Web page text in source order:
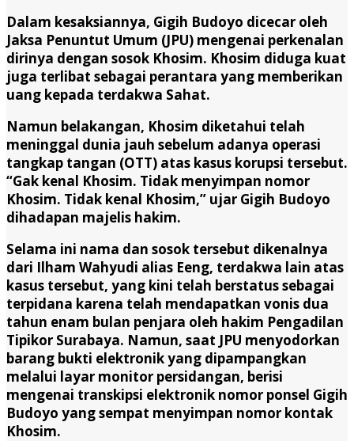
Dalam kesaksiannya, Gigih Budoyo dicecar oleh
Jaksa Penuntut Umum (JPU) mengenai perkenalan
dirinya dengan sosok Khosim. Khosim diduga kuat
juga terlibat sebagai perantara yang memberikan
uang kepada terdakwa Sahat.
Namun belakangan, Khosim diketahui telah
meninggal dunia jauh sebelum adanya operasi
tangkap tangan (OTT) atas kasus korupsi tersebut.
“Gak kenal Khosim. Tidak menyimpan nomor
Khosim. Tidak kenal Khosim,” ujar Gigih Budoyo
dihadapan majelis hakim.
Selama ini nama dan sosok tersebut dikenalnya
dari Ilham Wahyudi alias Eeng, terdakwa lain atas
kasus tersebut, yang kini telah berstatus sebagai
terpidana karena telah mendapatkan vonis dua
tahun enam bulan penjara oleh hakim Pengadilan
Tipikor Surabaya. Namun, saat JPU menyodorkan
barang bukti elektronik yang dipampangkan
melalui layar monitor persidangan, berisi
mengenai transkipsi elektronik nomor ponsel Gigih
Budoyo yang sempat menyimpan nomor kontak
Khosim.